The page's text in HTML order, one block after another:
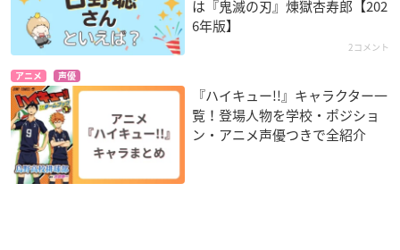
は『鬼滅の刃』煉󠄁獄杏寿郎【202
6年版】
2コメント
アニメ 声優
『ハイキュー!!』キャラクター一
覧！登場人物を学校・ポジショ
ン・アニメ声優つきで全紹介